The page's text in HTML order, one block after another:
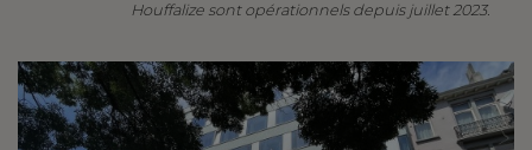
Houffalize sont opérationnels depuis juillet 2023.